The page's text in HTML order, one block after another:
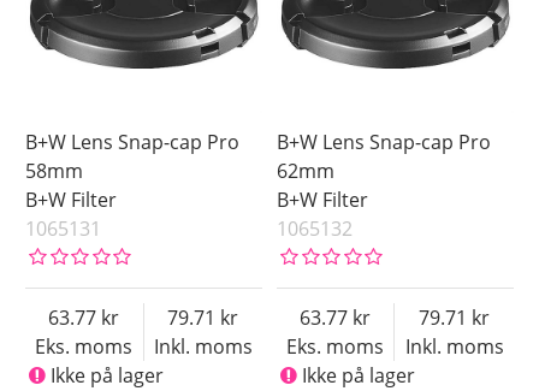
B+W Lens Snap-cap Pro
58mm
B+W Filter
1065131
Eks. moms
63.77
Inkl. moms
79.71
Ikke på lager
B+W Lens Snap-cap Pro
62mm
B+W Filter
1065132
Eks. moms
63.77
Inkl. moms
79.71
Ikke på lager